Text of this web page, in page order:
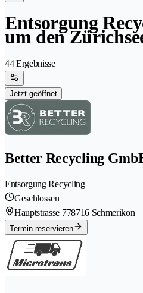
Entsorgung
um den
44 Ergebnisse
Jetzt geöffnet
Better Recycling
Entsorgung Recycling
Geschlossen
Hauptstrasse 778716 Schmerikon
Termin reservieren